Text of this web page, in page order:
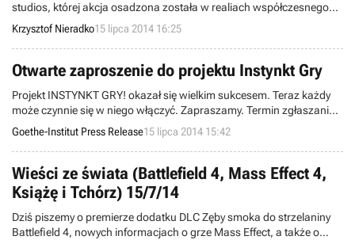
studios, której akcja osadzona została w realiach współczesnego
konfliktu zbrojnego. Niedawno ruszyły zapisy do testów gry, dzięki
którym wybrana grupa zainteresowanych będzie miała możliwość
sprawdzić omawianą produkcję w Warszawie już 26 i 27 lipca.
Krzysztof Nieradko15 lipca 2014 16:25
Otwarte zaproszenie do projektu Instynkt Gry
Projekt INSTYNKT GRY! okazał się wielkim sukcesem. Teraz każdy
może czynnie się w niego włączyć. Zapraszamy. Termin zgłaszania
pomysłów na adresinfo@playpublik.pl upływa 1 sierpnia.
Goethe-Institut Press Release15 lipca 2014 15:42
Wieści ze świata (Battlefield 4, Mass Effect 4,
Książę i Tchórz) 15/7/14
Dziś piszemy o premierze dodatku DLC Zęby smoka do strzelaniny
Battlefield 4, nowych informacjach o grze Mass Effect, a także o